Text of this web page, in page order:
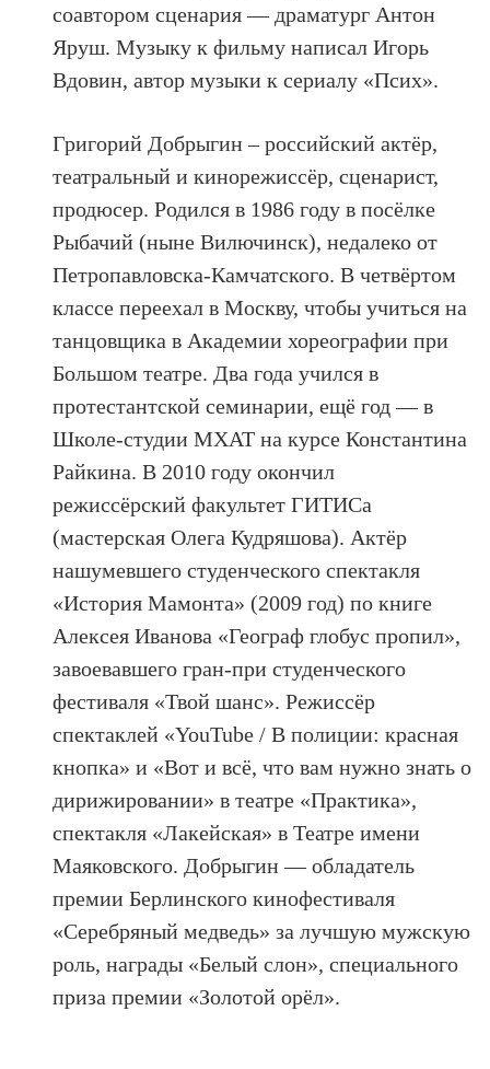
соавтором сценария — драматург Антон
Яруш. Музыку к фильму написал Игорь
Вдовин, автор музыки к сериалу «Псих».
Григорий Добрыгин – российский актёр,
театральный и кинорежиссёр, сценарист,
продюсер. Родился в 1986 году в посёлке
Рыбачий (ныне Вилючинск), недалеко от
Петропавловска-Камчатского. В четвёртом
классе переехал в Москву, чтобы учиться на
танцовщика в Академии хореографии при
Большом театре. Два года учился в
протестантской семинарии, ещё год — в
Школе-студии МХАТ на курсе Константина
Райкина. В 2010 году окончил
режиссёрский факультет ГИТИСа
(мастерская Олега Кудряшова). Актёр
нашумевшего студенческого спектакля
«История Мамонта» (2009 год) по книге
Алексея Иванова «Географ глобус пропил»,
завоевавшего гран-при студенческого
фестиваля «Твой шанс». Режиссёр
спектаклей «YouTube / В полиции: красная
кнопка» и «Вот и всё, что вам нужно знать о
дирижировании» в театре «Практика»,
спектакля «Лакейская» в Театре имени
Маяковского. Добрыгин — обладатель
премии Берлинского кинофестиваля
«Серебряный медведь» за лучшую мужскую
роль, награды «Белый слон», специального
приза премии «Золотой орёл».